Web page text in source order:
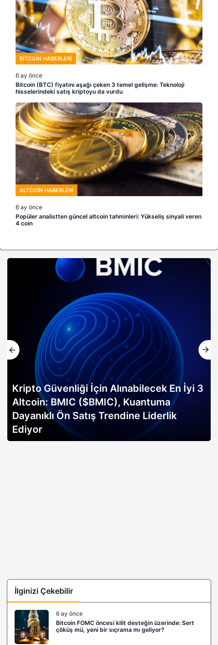
BITCOIN HABERLERI
6 ay önce
Bitcoin (BTC) fiyatını aşağı çeken 3 temel gelişme: Teknoloji
hisselerindeki satış kriptoyu da vurdu
ALTCOIN HABERLERI
6 ay önce
Popüler analistten güncel altcoin tahminleri: Yükseliş sinyali veren
4 coin
Kripto Güvenliği İçin Alınabilecek En İyi 3
Altcoin: BMIC ($BMIC), Kuantuma
Dayanıklı Ön Satış Trendine Liderlik
Ediyor
İlginizi Çekebilir
6 ay önce
Bitcoin FOMC öncesi kilit desteğin üzerinde: Sert
çöküş mü, yeni bir sıçrama mı geliyor?